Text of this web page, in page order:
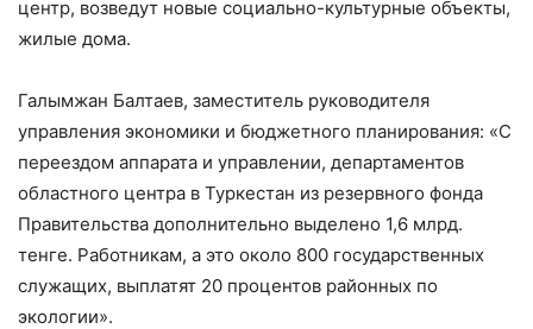
центр, возведут новые социально-культурные объекты,
жилые дома.
Галымжан Балтаев, заместитель руководителя
управления экономики и бюджетного планирования: «С
переездом аппарата и управлении, департаментов
областного центра в Туркестан из резервного фонда
Правительства дополнительно выделено 1,6 млрд.
тенге. Работникам, а это около 800 государственных
служащих, выплатят 20 процентов районных по
экологии».